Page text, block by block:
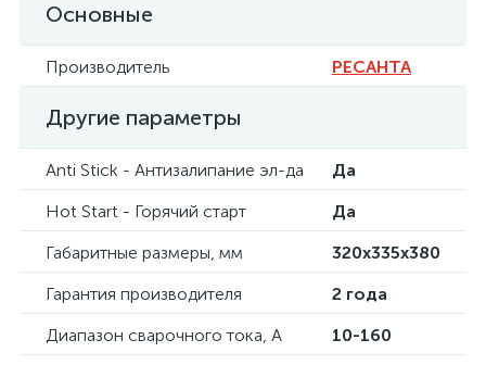
Основные
Производитель РЕСАНТА
Другие параметры
Anti Stick - Антизалипание эл-да
Да
Hot Start - Горячий старт
Да
Габаритные размеры, мм
320х335х380
Гарантия производителя
2 года
Диапазон сварочного тока, А
10-160